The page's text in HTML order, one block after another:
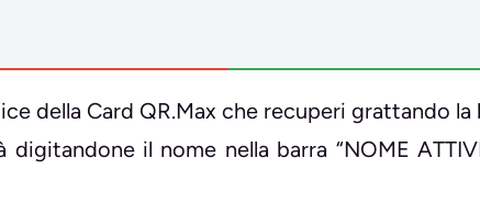
della Card QR.Max che recuperi grattando
il nome nella barra “NOME